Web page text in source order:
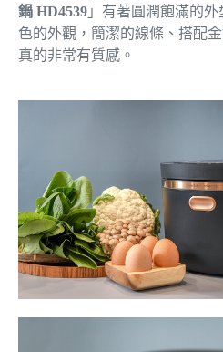
鍋 HD4539 」有著圓潤飽滿的
色的外觀，簡潔的線條、搭配金
真的非常有質感。